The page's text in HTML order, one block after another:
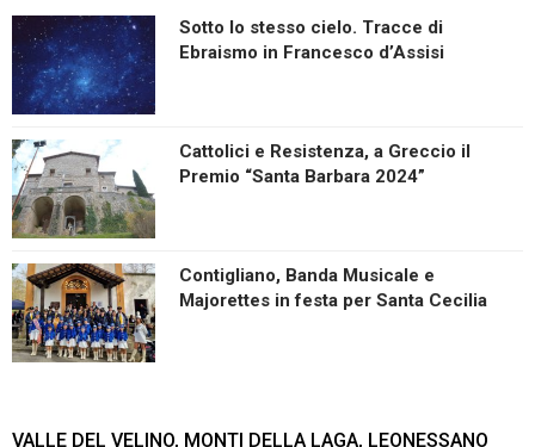
Sotto lo stesso cielo. Tracce di
Ebraismo in Francesco d’Assisi
Cattolici e Resistenza, a Greccio il
Premio “Santa Barbara 2024”
Contigliano, Banda Musicale e
Majorettes in festa per Santa Cecilia
VALLE DEL VELINO, MONTI DELLA LAGA, LEONESSANO